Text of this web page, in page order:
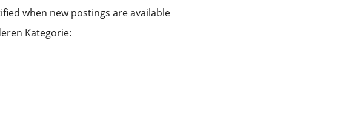
when new postings are available
Kategorie: